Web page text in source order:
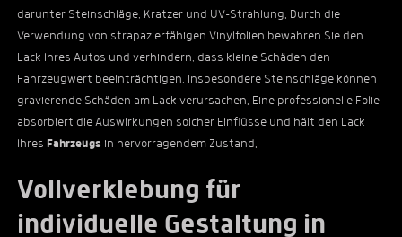
darunter Steinschläge, Kratzer und UV-Strahlung. Durch die
Verwendung von strapazierfähigen Vinylfolien bewahren Sie den
Lack Ihres Autos und verhindern, dass kleine Schäden den
Fahrzeugwert beeinträchtigen. Insbesondere Steinschläge können
gravierende Schäden am Lack verursachen. Eine professionelle Folie
absorbiert die Auswirkungen solcher Einflüsse und hält den Lack
Ihres Fahrzeugs in hervorragendem Zustand.
Vollverklebung für
individuelle Gestaltung in